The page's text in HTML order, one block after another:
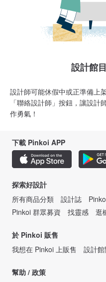
設計館
設計師可能休假中或正準備上
「聯絡設計師」按鈕，讓設
作勇氣！
下載 Pinkoi APP
探索好設計
所有商品分類
設計誌
Pinkoi 群眾募資
找靈感 逛
於 Pinkoi 販售
我想在 Pinkoi 上販售
設計
幫助 / 政策